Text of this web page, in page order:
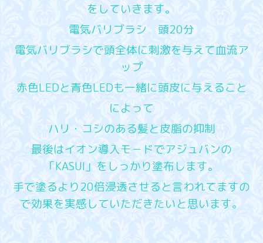
をしていきます。
電気バリブラシ 頭20分
電気バリブラシで頭全体に刺激を与えて血流ア
ップ
赤色LEDと青色LEDも一緒に頭皮に与えること
によって
ハリ・コシのある髪と皮脂の抑制
最後はイオン導入モ－ドでアジュバンの
「KASUI」をしっかり塗布します。
手で塗るより20倍浸透させると言われてますの
で効果を実感していただきたいと思います。